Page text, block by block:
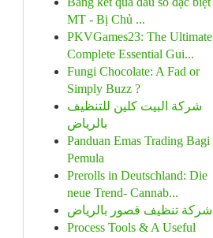
MT - Bị Chủ ...
PKVGames23: The Ultimate
Complete Essential Gui...
Fungi Chocolate: A Fad or
Simply Buzz ?
شركة البيت كلين للتنظيف
بالرياض
Panduan Emas Trading Bagi
Pemula
Prerolls in Deutschland: Die
neue Trend- Cannab...
شركة تنظيف قصور بالرياض
Process Tools & A Useful